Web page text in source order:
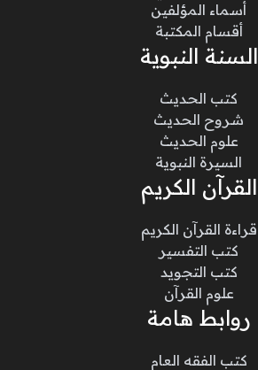
أسماء المؤلفين
أقسام المكتبة
السنة النبوية
كتب الحديث
شروح الحديث
علوم الحديث
السيرة النبوية
القرآن الكريم
قراءة القرآن الكريم
كتب التفسير
كتب التجويد
علوم القرآن
روابط هامة
كتب الفقه العام